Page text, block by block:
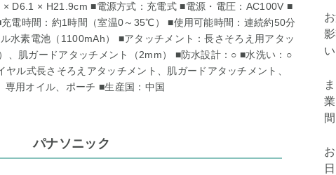
D6.1 × H21.9cm ■電源方式：充電式 ■電源・電圧：AC100V ■
電時間：約1時間（室温0～35℃） ■使用可能時間：連続約50分
水素電池（1100mAh） ■アタッチメント：長さそろえ用アタッ
、肌ガードアタッチメント（2mm） ■防水設計：○ ■水洗い：○
ル式長さそろえアタッチメント、肌ガードアタッチメント、
用オイル、ポーチ ■生産国：中国
パナソニック